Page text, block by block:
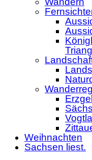
Weihnachten
Sachsen liest.